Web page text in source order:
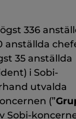
336
anställda
35 anställda
i Sobi-
utvalda
(”
Sobi-